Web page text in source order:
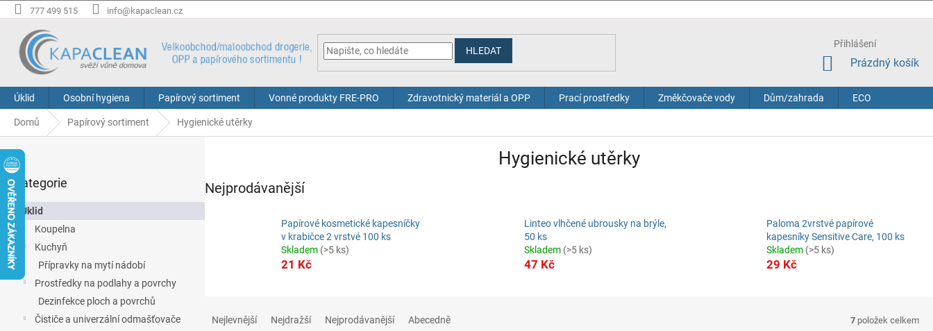
Přejít
na
777 499 515 info@kapaclean.cz
HLEDAT
Přihlášení
NÁKUPNÍ
Prázdný košík
Úklid Osobní hygiena Papírový sortiment Vonné produkty FRE-PRO Zdravotnický materiál a OPP Prací prostředky Změkčovače vody Dům/zahrada ECO
Domů Papírový sortiment Hygienické utěrky
o
s
p
Přeskočit
kategorie
Kategorie
Úklid
Koupelna
Kuchyň
Přípravky na mytí nádobí
Prostředky na podlahy a povrchy
Dezinfekce ploch a povrchů
Čističe a univerzální odmašťovače
Hygienické utěrky
Nejprodávanější
Papírové kosmetické kapesníčky
v krabičce 2 vrstvé 100 ks
Skladem (>5 ks)
21 Kč
Linteo vlhčené ubrousky na brýle,
50 ks
Skladem (>5 ks)
47 Kč
Paloma 2vrstvé papírové
kapesníky Sensitive Care, 100 ks
Skladem (>5 ks)
29 Kč
Nejlevnější Nejdražší Nejprodávanější Abecedně 7 položek celkem